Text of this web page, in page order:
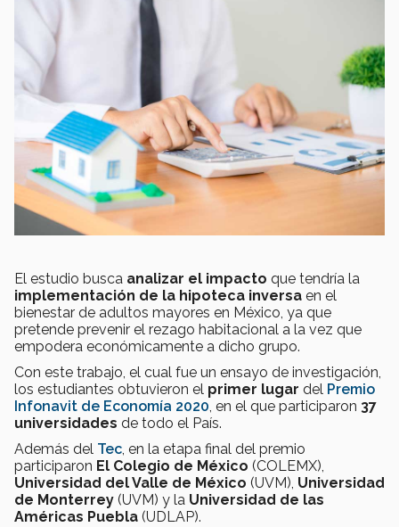
El estudio busca analizar el impacto que tendría la
implementación de la hipoteca inversa en el
bienestar de adultos mayores en México, ya que
pretende prevenir el rezago habitacional a la vez que
empodera económicamente a dicho grupo.
Con este trabajo, el cual fue un ensayo de investigación,
los estudiantes obtuvieron el primer lugar del Premio
Infonavit de Economía 2020, en el que participaron 37
universidades de todo el País.
Además del Tec, en la etapa final del premio
participaron El Colegio de México (COLEMX),
Universidad del Valle de México (UVM), Universidad
de Monterrey (UVM) y la Universidad de las
Américas Puebla (UDLAP).